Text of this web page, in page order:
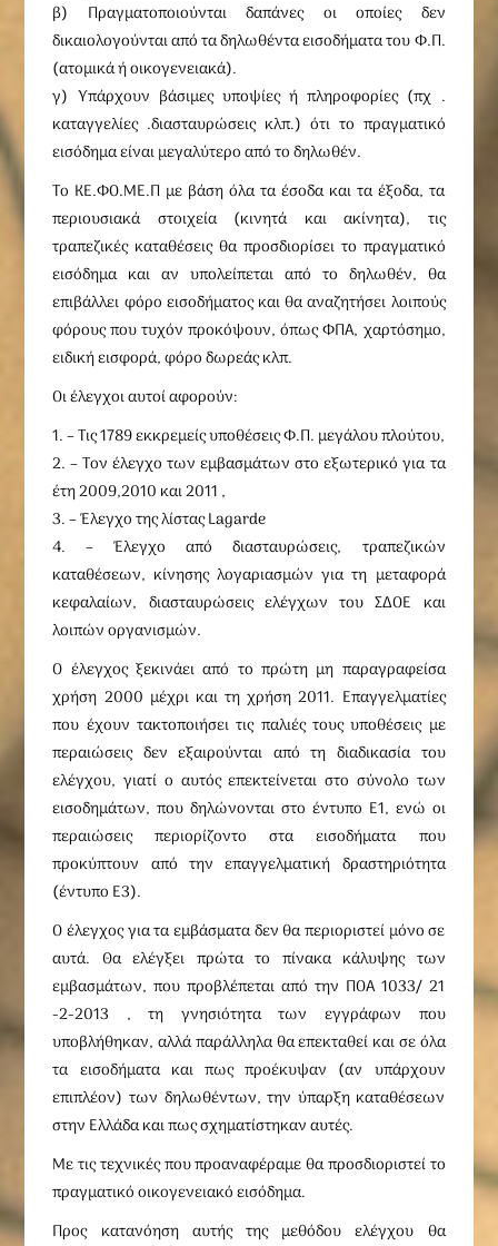
β) Πραγματοποιούνται δαπάνες οι οποίες δεν
δικαιολογούνται από τα δηλωθέντα εισοδήματα του Φ.Π.
(ατομικά ή οικογενειακά).
γ) Υπάρχουν βάσιμες υποψίες ή πληροφορίες (πχ .
καταγγελίες .διασταυρώσεις κλπ.) ότι το πραγματικό
εισόδημα είναι μεγαλύτερο από το δηλωθέν.
Το ΚΕ.ΦΟ.ΜΕ.Π με βάση όλα τα έσοδα και τα έξοδα, τα
περιουσιακά στοιχεία (κινητά και ακίνητα), τις
τραπεζικές καταθέσεις θα προσδιορίσει το πραγματικό
εισόδημα και αν υπολείπεται από το δηλωθέν, θα
επιβάλλει φόρο εισοδήματος και θα αναζητήσει λοιπούς
φόρους που τυχόν προκόψουν, όπως ΦΠΑ, χαρτόσημο,
ειδική εισφορά, φόρο δωρεάς κλπ.
Οι έλεγχοι αυτοί αφορούν:
1. – Τις 1789 εκκρεμείς υποθέσεις Φ.Π. μεγάλου πλούτου,
2. – Τον έλεγχο των εμβασμάτων στο εξωτερικό για τα
έτη 2009,2010 και 2011 ,
3. – Έλεγχο της λίστας Lagarde
4. – Έλεγχο από διασταυρώσεις, τραπεζικών
καταθέσεων, κίνησης λογαριασμών για τη μεταφορά
κεφαλαίων, διασταυρώσεις ελέγχων του ΣΔΟΕ και
λοιπών οργανισμών.
Ο έλεγχος ξεκινάει από το πρώτη μη παραγραφείσα
χρήση 2000 μέχρι και τη χρήση 2011. Επαγγελματίες
που έχουν τακτοποιήσει τις παλιές τους υποθέσεις με
περαιώσεις δεν εξαιρούνται από τη διαδικασία του
ελέγχου, γιατί ο αυτός επεκτείνεται στο σύνολο των
εισοδημάτων, που δηλώνονται στο έντυπο Ε1, ενώ οι
περαιώσεις περιορίζοντο στα εισοδήματα που
προκύπτουν από την επαγγελματική δραστηριότητα
(έντυπο Ε3).
Ο έλεγχος για τα εμβάσματα δεν θα περιοριστεί μόνο σε
αυτά. Θα ελέγξει πρώτα το πίνακα κάλυψης των
εμβασμάτων, που προβλέπεται από την ΠΟΑ 1033/ 21
-2-2013 , τη γνησιότητα των εγγράφων που
υποβλήθηκαν, αλλά παράλληλα θα επεκταθεί και σε όλα
τα εισοδήματα και πως προέκυψαν (αν υπάρχουν
επιπλέον) των δηλωθέντων, την ύπαρξη καταθέσεων
στην Ελλάδα και πως σχηματίστηκαν αυτές.
Με τις τεχνικές που προαναφέραμε θα προσδιοριστεί το
πραγματικό οικογενειακό εισόδημα.
Προς κατανόηση αυτής της μεθόδου ελέγχου θα